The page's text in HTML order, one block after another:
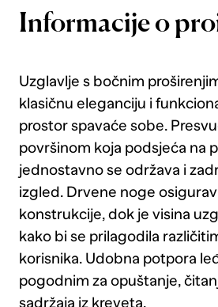
Informacije o
Uzglavlje s bočnim
klasičnu eleganciju i
prostor spavaće sobe.
površinom koja podsjeća na
jednostavno se održava i
izgled. Drvene noge
konstrukcije, dok je visina
kako bi se prilagodila
korisnika. Udobna potpora
pogodnim za opuštanje,
sadržaja iz kreveta.